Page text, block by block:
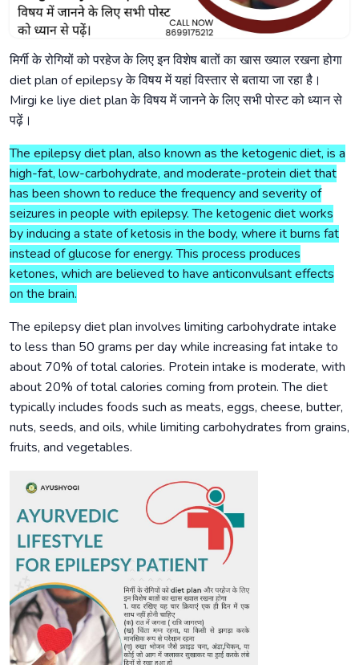
मिर्गी के रोगियों को परहेज के लिए इन विशेष बातों का खास ख्याल रखना होगा
diet plan of epilepsy के विषय में यहां विस्तार से बताया जा रहा है।
Mirgi ke liye diet plan के विषय में जानने के लिए सभी पोस्ट को ध्यान से
पढ़ें।
The epilepsy diet plan, also known as the ketogenic diet, is a
high-fat, low-carbohydrate, and moderate-protein diet that
has been shown to reduce the frequency and severity of
seizures in people with epilepsy. The ketogenic diet works
by inducing a state of ketosis in the body, where it burns fat
instead of glucose for energy. This process produces
ketones, which are believed to have anticonvulsant effects
on the brain.
The epilepsy diet plan involves limiting carbohydrate intake
to less than 50 grams per day while increasing fat intake to
about 70% of total calories. Protein intake is moderate, with
about 20% of total calories coming from protein. The diet
typically includes foods such as meats, eggs, cheese, butter,
nuts, seeds, and oils, while limiting carbohydrates from grains,
fruits, and vegetables.